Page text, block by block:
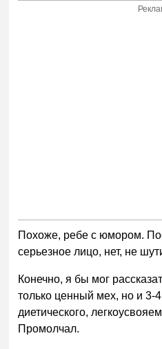
Похоже, ребе с юмором.
серьезное лицо, нет, не
Конечно, я бы мог
только ценный мех, но и 3-
диетического,
Промолчал.